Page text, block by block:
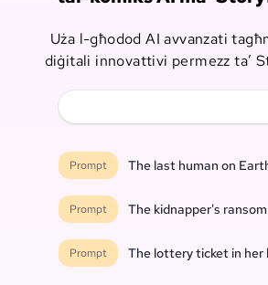
Uża l-għodod AI avvanzati
diġitali innovattivi permezz ta’
Prompt The last human on
Prompt The kidnapper's
Prompt The lottery ticket in her